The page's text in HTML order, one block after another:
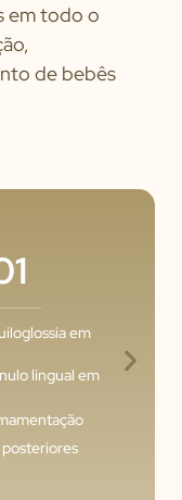
em todo o
de bebês
em
lingual em